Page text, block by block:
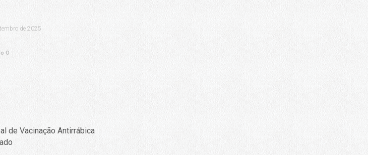
de 2025
Ó
de Vacinação Antirrábica